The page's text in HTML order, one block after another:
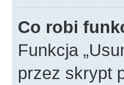
Co robi
Funkcja
przez skrypt